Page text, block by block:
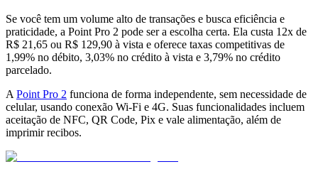
Se você tem um volume alto de transações e busca eficiência e
praticidade, a Point Pro 2 pode ser a escolha certa. Ela custa 12x de
R$ 21,65 ou R$ 129,90 à vista e oferece taxas competitivas de
1,99% no débito, 3,03% no crédito à vista e 3,79% no crédito
parcelado.
A Point Pro 2 funciona de forma independente, sem necessidade de
celular, usando conexão Wi-Fi e 4G. Suas funcionalidades incluem
aceitação de NFC, QR Code, Pix e vale alimentação, além de
imprimir recibos.